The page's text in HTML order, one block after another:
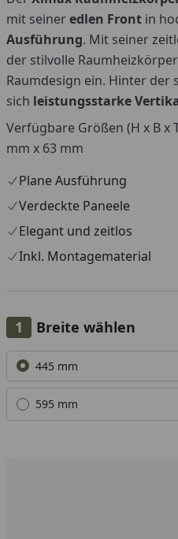
mit seineredlen Front in
Ausführung. Mit seiner
der stilvolle
Raumdesign ein. Hinter der
sich leistungsstarke
Verfügbare Größen (H x B x
mm x 63 mm
Plane Ausführung
Verdeckte Paneele
Elegant und zeitlos
Inkl. Montagematerial
Breite wählen
Alle anzeigen (2)
445 mm
595 mm